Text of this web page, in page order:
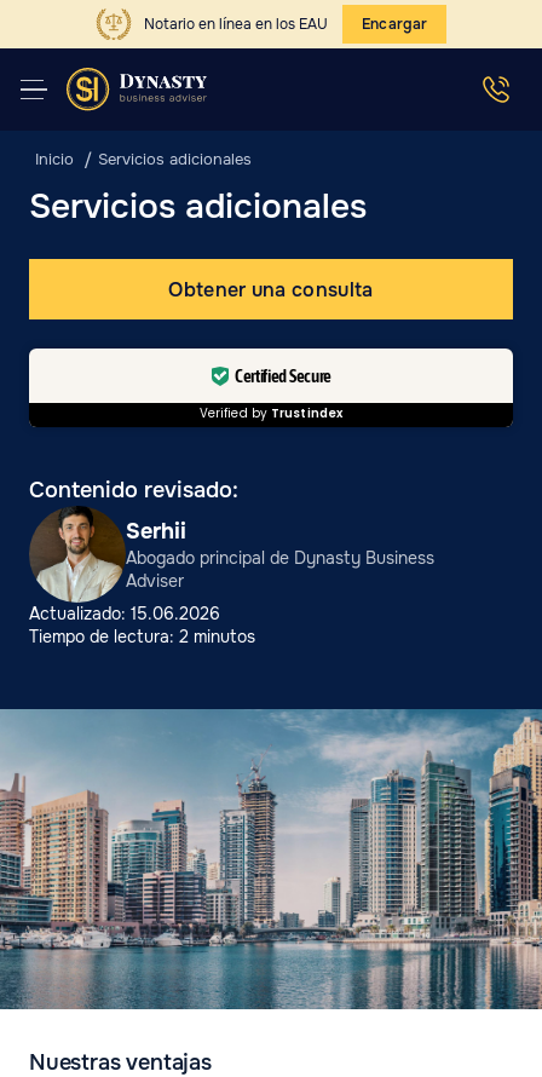
Notario en línea en los EAU Encargar
Inicio Servicios adicionales
Servicios adicionales
Obtener una consulta
Certified Secure
Verified by Trustindex
Contenido revisado:
Serhii
Abogado principal de Dynasty Business
Adviser
Actualizado: 15.06.2026
Tiempo de lectura: 2 minutos
Nuestras ventajas